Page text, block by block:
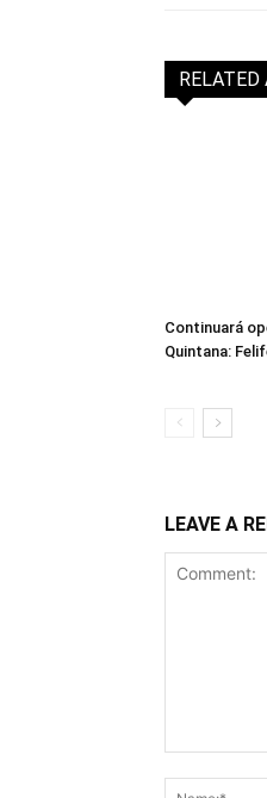
RELATED
Continuará
Quintana:
LEAVE A